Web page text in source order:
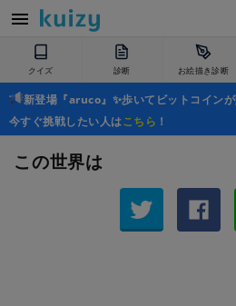
クイズ 診断 お絵描き診断
新登場『aruco』✨歩いてビットコイン
今すぐ挑戦したい人はこちら ！
この世界は